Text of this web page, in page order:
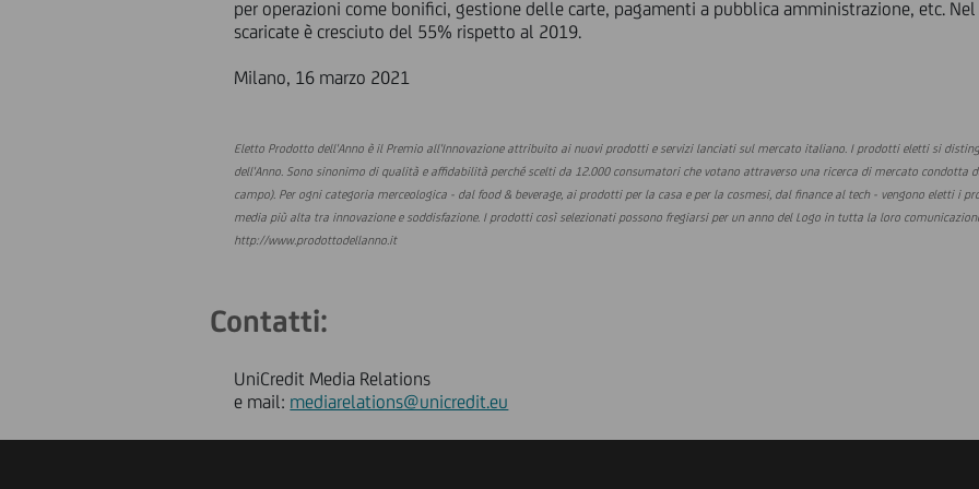
per operazioni come bonifici, gestione delle carte, pagamenti a pubblica amministrazione, etc.
scaricate è cresciuto del 55% rispetto al 2019.
Milano, 16 marzo 2021
Eletto Prodotto dell'Anno è il Premio all'Innovazione attribuito ai nuovi prodotti e servizi lanciati sul mercato italiano. I prodotti eletti si
dell'Anno. Sono sinonimo di qualità e affidabilità perché scelti da 12.000 consumatori che votano attraverso una ricerca di mercato condotta
campo). Per ogni categoria merceologica - dal food & beverage, ai prodotti per la casa e per la cosmesi, dal finance al tech - vengono eletti i
media più alta tra innovazione e soddisfazione. I prodotti così selezionati possono fregiarsi per un anno del Logo in tutta la loro
http://www.prodottodellanno.it
Contatti:
UniCredit Media Relations
e mail: mediarelations@unicredit.eu